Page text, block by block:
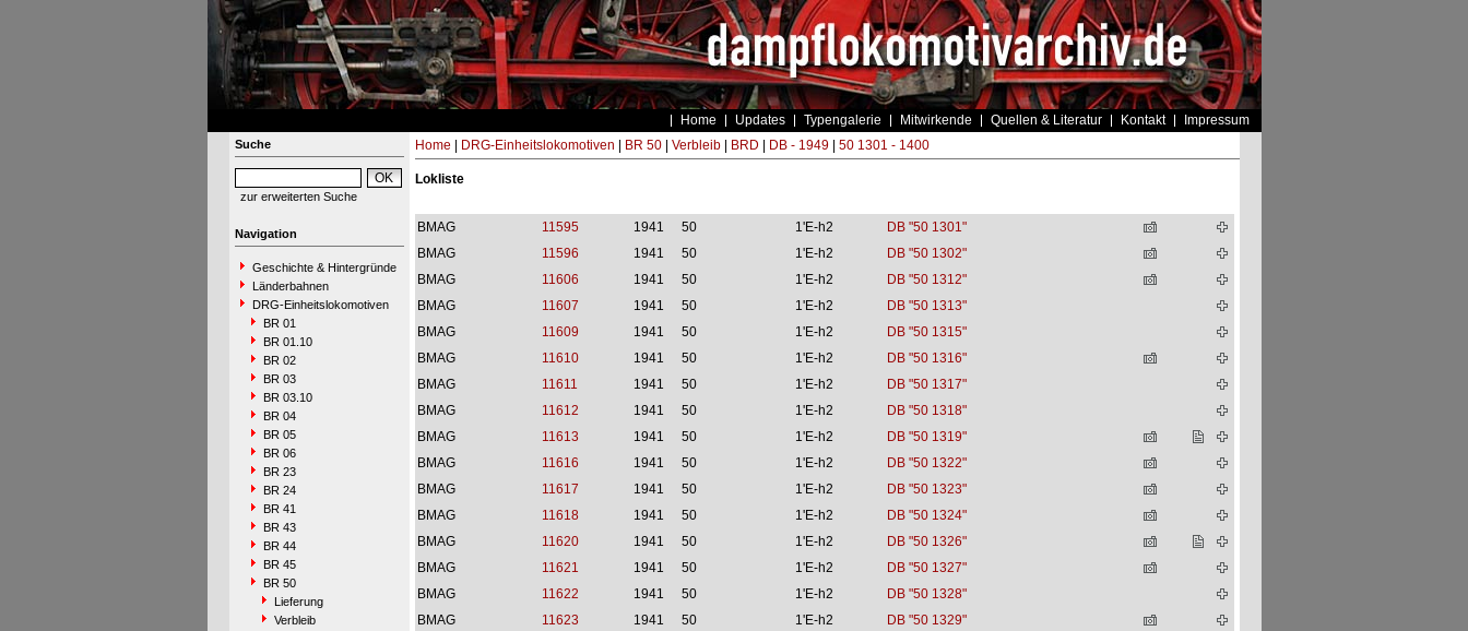
Home Updates Typengalerie Mitwirkende Quellen & Literatur Kontakt Impressum
Suche
zur erweiterten Suche
Navigation
Geschichte & Hintergründe
Länderbahnen
DRG-Einheitslokomotiven
BR 01
BR 01.10
BR 02
BR 03
BR 03.10
BR 04
BR 05
BR 06
BR 23
BR 24
BR 41
BR 43
BR 44
BR 45
BR 50
Lieferung
Verbleib
Home DRG-Einheitslokomotiven BR 50| Verbleib| BRD DB - 1949| 50 1301 - 1400
Lokliste
BMAG 11595 1941 50 1'E-h2
DB "50 1301"
BMAG
11596 1941 50 1'E-h2
DB "50 1302"
BMAG
11606 1941 50 1'E-h2
DB "50 1312"
BMAG
11607 1941 50 1'E-h2
DB "50 1313"
BMAG
11609 1941 50 1'E-h2
DB "50 1315"
BMAG
11610 1941 50 1'E-h2
DB "50 1316"
BMAG
11611 1941 50 1'E-h2
DB "50 1317"
BMAG
11612 1941 50 1'E-h2
DB "50 1318"
BMAG
11613 1941 50 1'E-h2
DB "50 1319"
BMAG
11616 1941 50 1'E-h2
DB "50 1322"
BMAG
11617 1941 50 1'E-h2
DB "50 1323"
BMAG
11618 1941 50 1'E-h2
DB "50 1324"
BMAG
11620 1941 50 1'E-h2
DB "50 1326"
BMAG
11621 1941 50 1'E-h2
DB "50 1327"
BMAG
11622 1941 50 1'E-h2
DB "50 1328"
BMAG
11623 1941 50 1'E-h2
DB "50 1329"